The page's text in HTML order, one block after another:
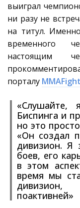
выиграл
ни разу не
на титул.
временного
настоящим
порталу
Биспинга и
но это
«Он создал
дивизион. Я
боев, его
в этом
время мы
поактивней»